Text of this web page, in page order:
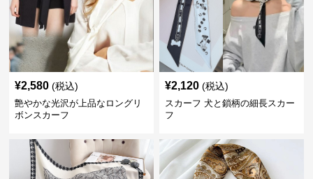
¥2,580 (税込)
艶やかな光沢が上品なロングリ
ボンスカーフ
¥2,120 (税込)
スカーフ 犬と鎖柄の細長スカー
フ